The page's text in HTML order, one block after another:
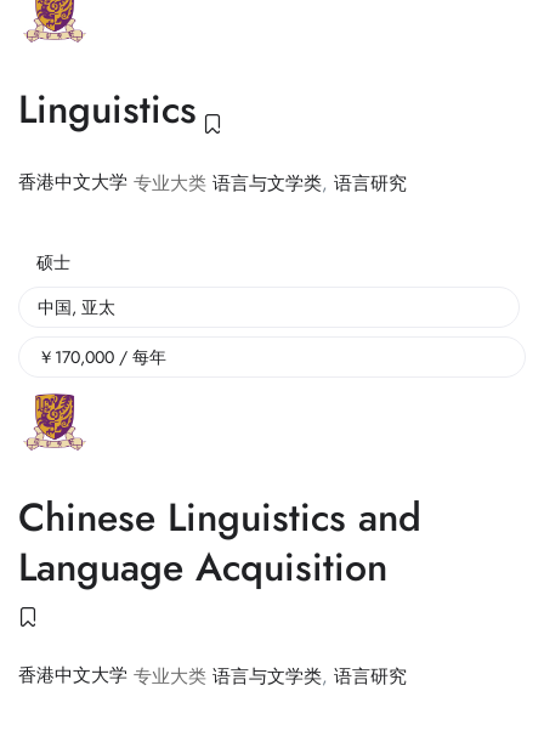
Linguistics
香港中文大学 专业大类 语言与文学类, 语言研究
硕士
中国, 亚太
￥ 170,000 / 每年
Chinese Linguistics and
Language Acquisition
香港中文大学 专业大类 语言与文学类, 语言研究